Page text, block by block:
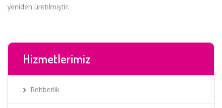
yeniden üretilmiştir.
Hizmetlerimiz
Rehberlik